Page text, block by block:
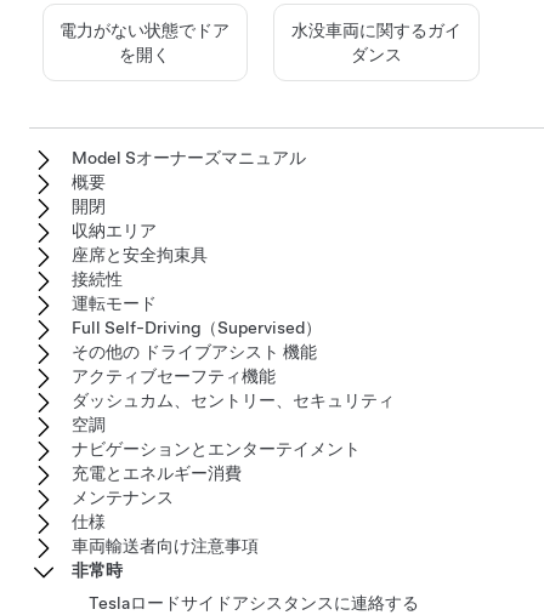
電力がない状態でドア
を開く
水没車両に関するガイ
ダンス
Model Sオーナーズマニュアル
概要
開閉
収納エリア
座席と安全拘束具
接続性
運転モード
Full Self-Driving（Supervised）
その他の ドライブアシスト 機能
アクティブセーフティ機能
ダッシュカム、セントリー、セキュリティ
空調
ナビゲーションとエンターテイメント
充電とエネルギー消費
メンテナンス
仕様
車両輸送者向け注意事項
非常時
Teslaロードサイドアシスタンスに連絡する